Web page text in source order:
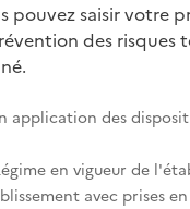
pouvez saisir votre
des risques
application des
en vigueur de
avec prises